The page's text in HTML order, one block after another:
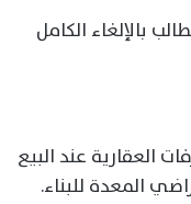
بالإلغاء الكامل
العقارية عند البيع
المعدة للبناء.